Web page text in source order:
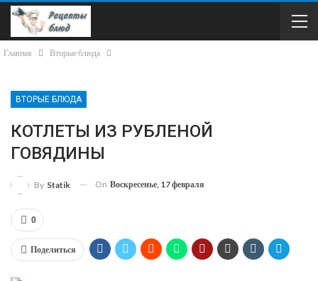
Главная Вторые блюда
ВТОРЫЕ БЛЮДА
КОТЛЕТЫ ИЗ РУБЛЕНОЙ
ГОВЯДИНЫ
By Statik On Воскресенье, 17 февраля
0
Поделиться